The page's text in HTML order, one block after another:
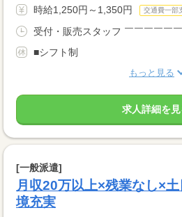
時給1,250円～1,350円 交通費一部
受付・販売スタッフ ￣￣￣￣￣￣
■シフト制
もっと見る
求人詳細を見
[一般派遣]
月収20万以上×残業なし×
境充実